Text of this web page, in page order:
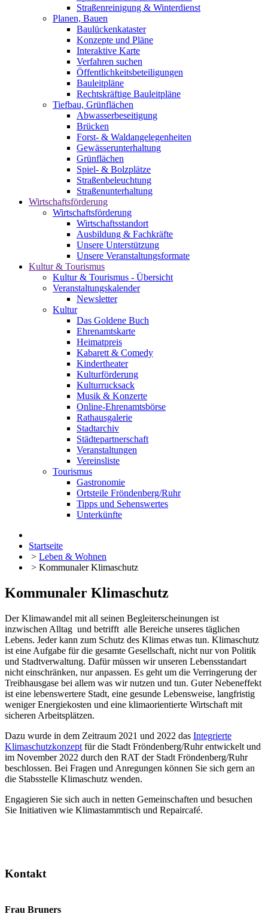
Straßenreinigung & Winterdienst
Planen, Bauen
Baulückenkataster
Konzepte und Pläne
Interaktive Karte
Verfahren suchen
Öffentlichkeitsbeteiligungen
Bauleitpläne
Rechtskräftige Bauleitpläne
Tiefbau, Grünflächen
Abwasserbeseitigung
Brücken
Forst- & Waldangelegenheiten
Gewässerunterhaltung
Grünflächen
Spiel- & Bolzplätze
Straßenbeleuchtung
Straßenunterhaltung
Wirtschaftsförderung
Wirtschaftsförderung
Wirtschaftsstandort
Ausbildung & Fachkräfte
Unsere Unterstützung
Unsere Veranstaltungsformate
Kultur & Tourismus
Kultur & Tourismus - Übersicht
Veranstaltungskalender
Newsletter
Kultur
Das Goldene Buch
Ehrenamtskarte
Heimatpreis
Kabarett & Comedy
Kindertheater
Kulturförderung
Kulturrucksack
Musik & Konzerte
Online-Ehrenamtsbörse
Rathausgalerie
Stadtarchiv
Städtepartnerschaft
Veranstaltungen
Vereinsliste
Tourismus
Gastronomie
Ortsteile Fröndenberg/Ruhr
Tipps und Sehenswertes
Unterkünfte
Startseite
> Leben & Wohnen
> Kommunaler Klimaschutz
Kommunaler Klimaschutz
Der Klimawandel mit all seinen Begleiterscheinungen ist
inzwischen Alltag und betrifft alle Bereiche unseres täglichen
Lebens. Jeder kann zum Schutz des Klimas etwas tun. Klimaschutz
ist eine Aufgabe für die gesamte Gesellschaft, nicht nur von Politik
und Stadtverwaltung. Dafür müssen wir unseren Lebensstandart
nicht einschränken, nur anpassen. Es geht um die Verringerung der
Treibhausgase bei allem was wir nutzen und tun. Guter Nebeneffekt
ist eine lebenswertere Stadt, eine gesunde Lebensweise, langfristig
weniger Energiekosten und eine klimaorientierte Wirtschaft mit
sicheren Arbeitsplätzen.
Dazu wurde in dem Zeitraum 2021 und 2022 das Integrierte
Klimaschutzkonzept für die Stadt Fröndenberg/Ruhr entwickelt und
im November 2022 durch den RAT der Stadt Fröndenberg/Ruhr
beschlossen. Bei Fragen und Anregungen können Sie sich gern an
die Stabsstelle Klimaschutz wenden.
Engagieren Sie sich auch in netten Gemeinschaften und besuchen
Sie Initiativen wie Klimastammtisch und Repaircafé.
Kontakt
Frau Bruners